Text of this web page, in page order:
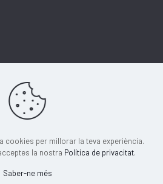
Segueix-nos
de turisme de Gironella
cookies per millorar la teva experiència.
la nostra Política de privacitat.
Saber-ne més